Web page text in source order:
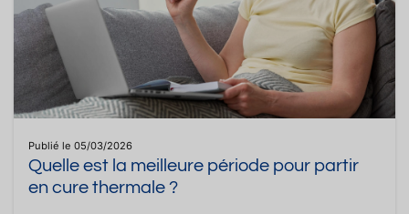
Publié le 05/03/2026
Quelle est la meilleure période pour partir
en cure thermale ?